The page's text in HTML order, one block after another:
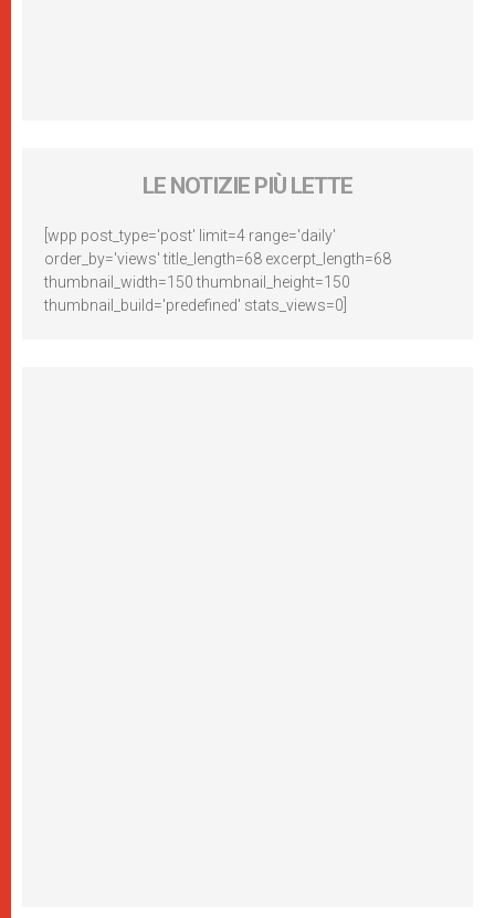
LE NOTIZIE PIÙ LETTE
[wpp post_type='post' limit=4 range='daily'
order_by='views' title_length=68 excerpt_length=68
thumbnail_width=150 thumbnail_height=150
thumbnail_build='predefined' stats_views=0]